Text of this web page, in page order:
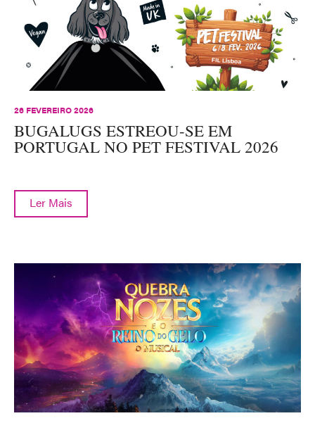
26 FEVEREIRO 2026
BUGALUGS ESTREOU-SE EM
PORTUGAL NO PET FESTIVAL 2026
Ler Mais